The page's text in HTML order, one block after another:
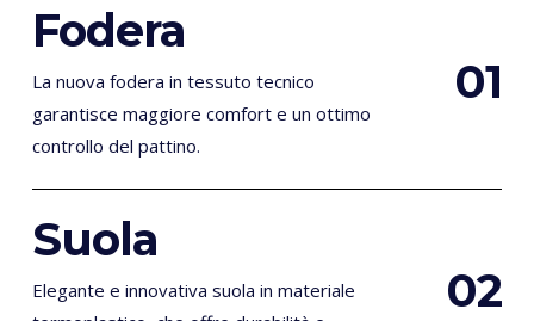
Fodera
La nuova fodera in tessuto tecnico
garantisce maggiore comfort e un ottimo
controllo del pattino.
01
Suola
Elegante e innovativa suola in materiale
02